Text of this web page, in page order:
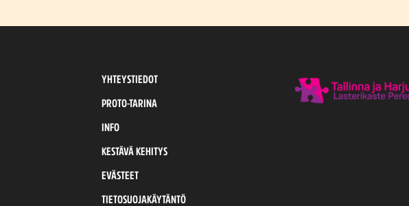
YHTEYSTIEDOT
PROTO-TARINA
INFO
KESTÄVÄ KEHITYS
EVÄSTEET
TIETOSUOJAKÄYTÄNTÖ